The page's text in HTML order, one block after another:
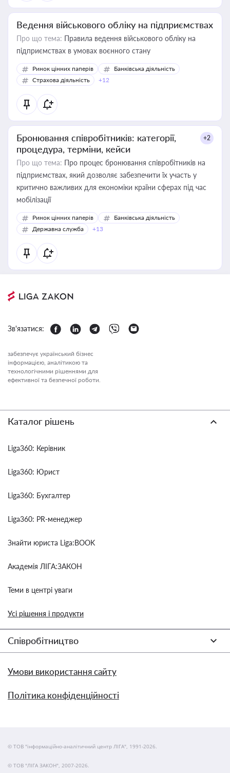
Ведення військового обліку на підприємствах
Про що тема: Правила ведення військового обліку на
підприємствах в умовах воєнного стану
Ринок цінних паперів
Банківська діяльність
Страхова діяльність
+12
Бронювання співробітників: категорії,
процедура, терміни, кейси
+2
Про що тема: Про процес бронювання співробітників на
підприємствах, який дозволяє забезпечити їх участь у
критично важливих для економіки країни сферах під час
мобілізації
Ринок цінних паперів
Банківська діяльність
Державна служба
+13
Зв'язатися:
забезпечує український бізнес
інформацією, аналітикою та
технологічними рішеннями для
ефективної та безпечної роботи.
Каталог рішень
Liga360: Керівник
Liga360: Юрист
Liga360: Бухгалтер
Liga360: PR-менеджер
Знайти юриста Liga:BOOK
Академія ЛІГА:ЗАКОН
Теми в центрі уваги
Усі рішення і продукти
Співробітництво
Умови використання сайту
Політика конфіденційності
© ТОВ "інформаційно-аналітичний центр ЛІГА", 1991-2026.
© ТОВ "ЛІГА ЗАКОН", 2007-2026.